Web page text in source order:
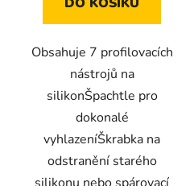
Obsahuje 7 profilovacích
nástrojů na
silikonŠpachtle pro
dokonalé
vyhlazeníŠkrabka na
odstranění starého